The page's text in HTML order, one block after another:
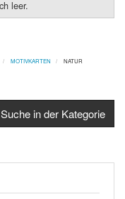
leer.
MOTIVKARTEN NATUR